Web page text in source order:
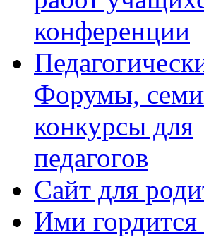
конференции
Форумы,
конкурсы для
педагогов
Сайт для
Ими гордится